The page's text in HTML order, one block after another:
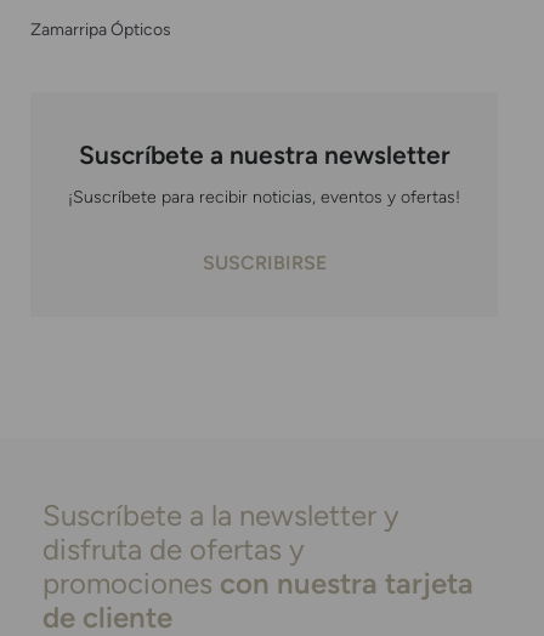
Zamarripa Ópticos
Suscríbete a nuestra newsletter
¡Suscríbete para recibir noticias, eventos y ofertas!
SUSCRIBIRSE
Suscríbete a la newsletter y
disfruta de ofertas y
promociones con nuestra tarjeta
de cliente